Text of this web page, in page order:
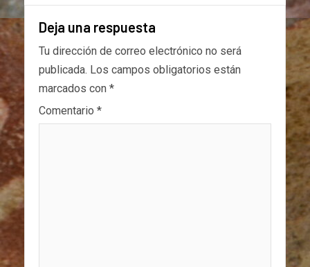
Deja una respuesta
Tu dirección de correo electrónico no será
publicada. Los campos obligatorios están
marcados con *
Comentario *